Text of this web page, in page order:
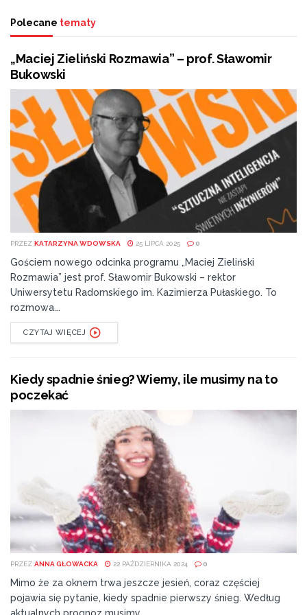
Polecane tematy
„Maciej Zieliński Rozmawia” – prof. Sławomir
Bukowski
PRZEZ KATARZYNA WDOWSKA 25 LIPCA 2025 0
Gościem nowego odcinka programu „Maciej Zieliński
Rozmawia” jest prof. Sławomir Bukowski – rektor
Uniwersytetu Radomskiego im. Kazimierza Pułaskiego. To
rozmowa...
CZYTAJ WIĘCEJ
Kiedy spadnie śnieg? Wiemy, ile musimy na to
poczekać
PRZEZ ANNA GŁOWACKA 22 PAŹDZIERNIKA 2024 0
Mimo że za oknem trwa jeszcze jesień, coraz częściej
pojawia się pytanie, kiedy spadnie pierwszy śnieg. Według